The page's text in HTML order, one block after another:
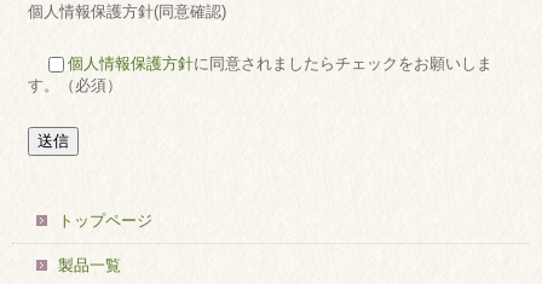
個人情報保護方針(同意確認)
個人情報保護方針に同意されましたらチェックをお願いしま
す。（必須）
トップページ
製品一覧